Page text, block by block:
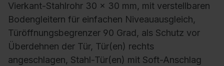
Vierkant-Stahlrohr 30 x 30 mm, mit verstellbaren
Bodengleitern für einfachen Niveauausgleich,
Türöffnungsbegrenzer 90 Grad, als Schutz vor
Überdehnen der Tür, Tür(en) rechts
angeschlagen, Stahl-Tür(en) mit Soft-Anschlag